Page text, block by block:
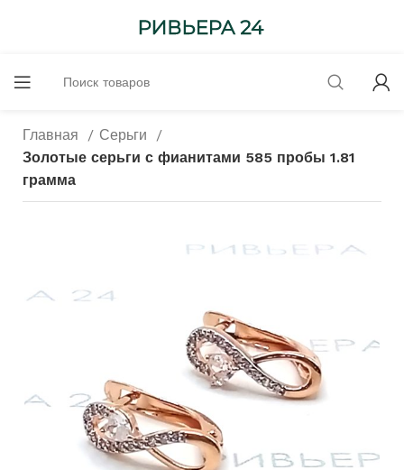
Главная
Серьги
Золотые серьги с фианитами 585 пробы 1.81
грамма